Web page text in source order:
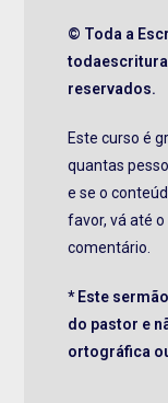
© Toda a
reservados.
Este curso é
quantas
e se o
favor, vá até
comentário.
* Este
do pastor e
ortográfica